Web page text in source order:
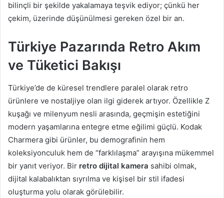
bilinçli bir şekilde yakalamaya teşvik ediyor; çünkü her
çekim, üzerinde düşünülmesi gereken özel bir an.
Türkiye Pazarında Retro Akım
ve Tüketici Bakışı
Türkiye’de de küresel trendlere paralel olarak retro
ürünlere ve nostaljiye olan ilgi giderek artıyor. Özellikle Z
kuşağı ve milenyum nesli arasında, geçmişin estetiğini
modern yaşamlarına entegre etme eğilimi güçlü. Kodak
Charmera gibi ürünler, bu demografinin hem
koleksiyonculuk hem de “farklılaşma” arayışına mükemmel
bir yanıt veriyor. Bir retro dijital kamera sahibi olmak,
dijital kalabalıktan sıyrılma ve kişisel bir stil ifadesi
oluşturma yolu olarak görülebilir.